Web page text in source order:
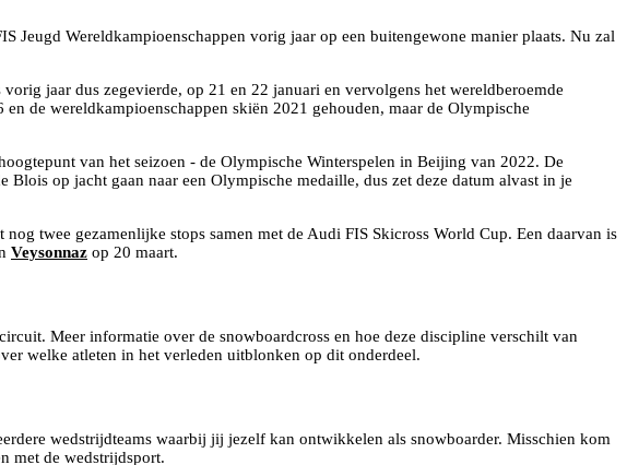
Jeugd Wereldkampioenschappen vorig jaar op een buitengewone manier plaats. Nu zal
jaar dus zegevierde, op 21 en 22 januari en vervolgens het wereldberoemde
de wereldkampioenschappen skiën 2021 gehouden, maar de Olympische
van het seizoen - de Olympische Winterspelen in Beijing van 2022. De
op jacht gaan naar een Olympische medaille, dus zet deze datum alvast in je
twee gezamenlijke stops samen met de Audi FIS Skicross World Cup. Een daarvan is
Veysonnaz op 20 maart.
Meer informatie over de snowboardcross en hoe deze discipline verschilt van
welke atleten in het verleden uitblonken op dit onderdeel.
wedstrijdteams waarbij jij jezelf kan ontwikkelen als snowboarder. Misschien kom
met de wedstrijdsport.